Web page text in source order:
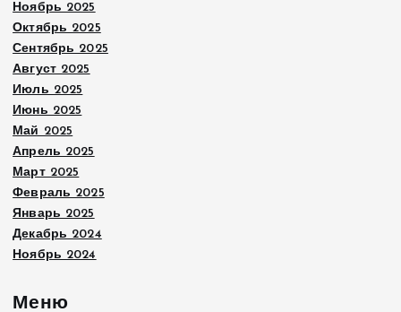
Ноябрь 2025
Октябрь 2025
Сентябрь 2025
Август 2025
Июль 2025
Июнь 2025
Май 2025
Апрель 2025
Март 2025
Февраль 2025
Январь 2025
Декабрь 2024
Ноябрь 2024
Меню